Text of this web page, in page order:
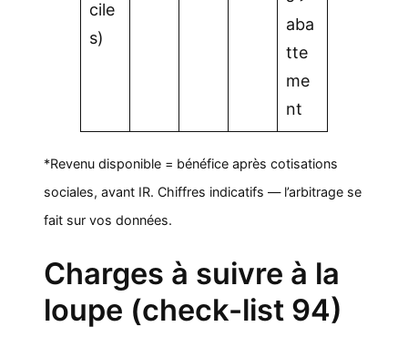
cile
s)
aba
tte
me
nt
*Revenu disponible = bénéfice après cotisations
sociales, avant IR. Chiffres indicatifs — l’arbitrage se
fait sur vos données.
Charges à suivre à la
loupe (check-list 94)